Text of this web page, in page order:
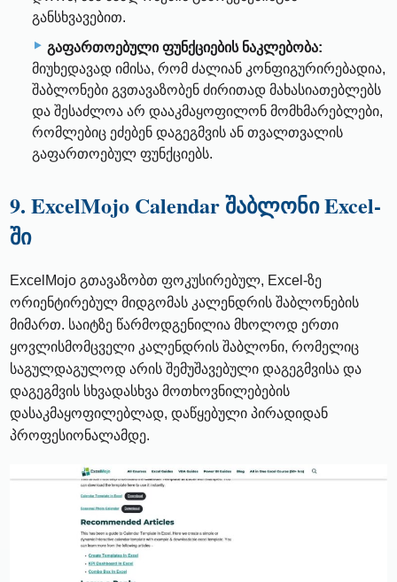
განსხვავებით.
გაფართოებული ფუნქციების ნაკლებობა:
მიუხედავად იმისა, რომ ძალიან კონფიგურირებადია,
შაბლონები გვთავაზობენ ძირითად მახასიათებლებს
და შესაძლოა არ დააკმაყოფილონ მომხმარებლები,
რომლებიც ეძებენ დაგეგმვის ან თვალთვალის
გაფართოებულ ფუნქციებს.
9. ExcelMojo Calendar შაბლონი Excel-
ში
ExcelMojo გთავაზობთ ფოკუსირებულ, Excel-ზე
ორიენტირებულ მიდგომას კალენდრის შაბლონების
მიმართ. საიტზე წარმოდგენილია მხოლოდ ერთი
ყოვლისმომცველი კალენდრის შაბლონი, რომელიც
საგულდაგულოდ არის შემუშავებული დაგეგმვისა და
დაგეგმვის სხვადასხვა მოთხოვნილებების
დასაკმაყოფილებლად, დაწყებული პირადიდან
პროფესიონალამდე.